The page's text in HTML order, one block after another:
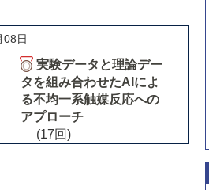
08日
実験データと理論デー
タを組み合わせたAIによ
る不均一系触媒反応への
アプローチ
(17回)